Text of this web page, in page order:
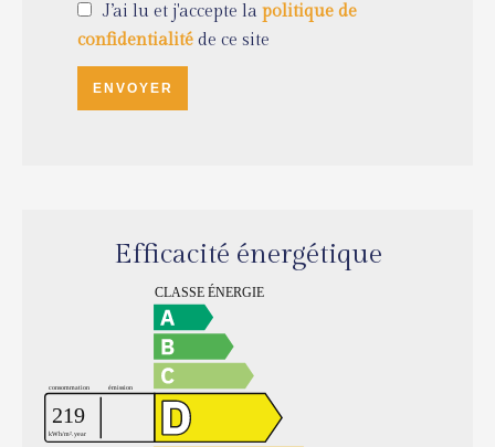
J’ai lu et j'accepte la politique de
confidentialité de ce site
ENVOYER
Efficacité énergétique